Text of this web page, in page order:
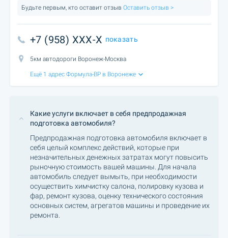
Будьте первым, кто оставит отзыв Оставить отзыв >
+7 (958) XXX-X показать
5км автодороги Воронеж-Москва
Ещё 1 адрес Формула-ВР в Воронеже
Какие услуги включает в себя предпродажная
подготовка автомобиля?
Предпродажная подготовка автомобиля включает в
себя целый комплекс действий, которые при
незначительных денежных затратах могут повысить
рыночную стоимость вашей машины. Для начала
автомобиль следует вымыть, при необходимости
осуществить химчистку салона, полировку кузова и
фар, ремонт кузова, оценку технического состояния
основных систем, агрегатов машины и проведение их
ремонта.